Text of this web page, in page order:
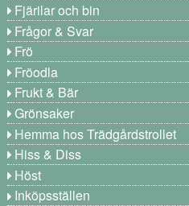
Fjärilar och bin
Frågor & Svar
Frö
Fröodla
Frukt & Bär
Grönsaker
Hemma hos Trädgårdstrollet
Hiss & Diss
Höst
Inköpsställen